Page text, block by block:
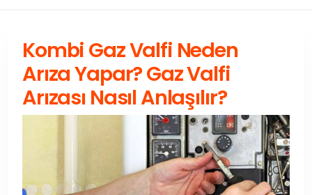
Kombi Gaz Valfi Neden
Arıza Yapar? Gaz Valfi
Arızası Nasıl Anlaşılır?